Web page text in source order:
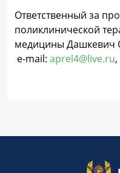
Ответственный за
поликлинической
медицины Дашкевич
e-mail: aprel4@live.ru